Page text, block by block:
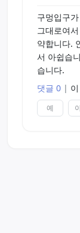
구멍입구
그대로여
약합니다.
서 아쉽습
습니다.
댓글 0 |
예